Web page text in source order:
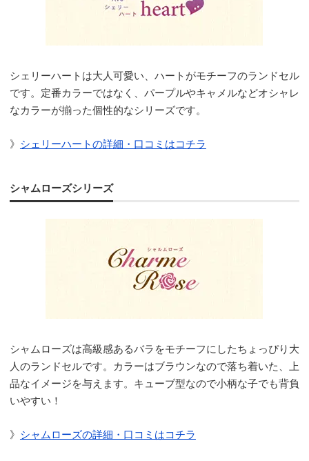
シェリーハートは大人可愛い、ハートがモチーフのランドセル
です。定番カラーではなく、パープルやキャメルなどオシャレ
なカラーが揃った個性的なシリーズです。
》 シェリーハートの詳細・口コミはコチラ
シャムローズシリーズ
シャムローズは高級感あるバラをモチーフにしたちょっぴり大
人のランドセルです。カラーはブラウンなので落ち着いた、上
品なイメージを与えます。キューブ型なので小柄な子でも背負
いやすい！
》 シャムローズの詳細・口コミはコチラ